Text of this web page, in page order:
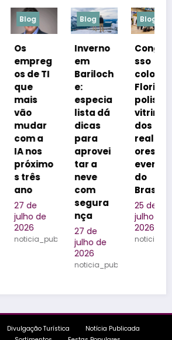
de TI
a
nos
de
Blog
Inverno
em
Bariloch
especia
lista dá
dicas
aprovei
tar a
segura
julho de
noticia_publicada
Blog
Congre
coloca
Florianó
polis na
vitrine
realizad
ores de
eventos
Brasil
julho de
Divulgação Turística
Notícia Publicada